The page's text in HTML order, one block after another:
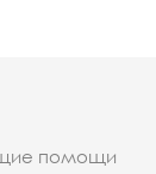
помощи